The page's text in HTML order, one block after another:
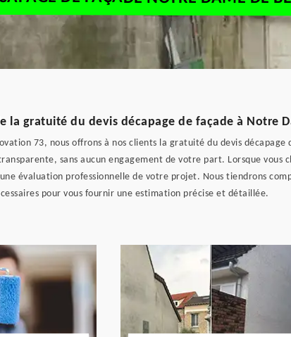
la gratuité du devis décapage de façade à Notre
73, nous offrons à nos clients la gratuité du devis
sans aucun engagement de votre part. Lorsque vous
évaluation professionnelle de votre projet. Nous tiendrons
pour vous fournir une estimation précise et détaillée.